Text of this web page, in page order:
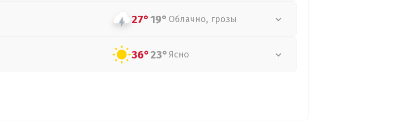
27°19° Облачно, грозы
36°23° Ясно